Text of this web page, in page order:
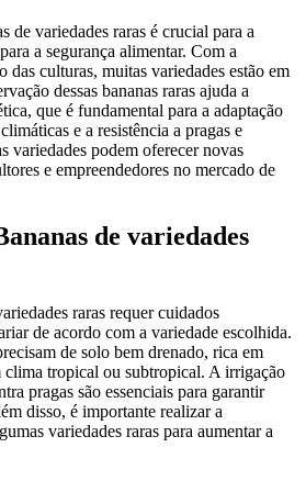
de variedades raras é crucial para a
a segurança alimentar. Com a
das culturas, muitas variedades estão em
dessas bananas raras ajuda a
que é fundamental para a adaptação
e a resistência a pragas e
variedades podem oferecer novas
e empreendedores no mercado de
de variedades
raras requer cuidados
de acordo com a variedade escolhida.
de solo bem drenado, rica em
clima tropical ou subtropical. A irrigação
pragas são essenciais para garantir
disso, é importante realizar a
variedades raras para aumentar a